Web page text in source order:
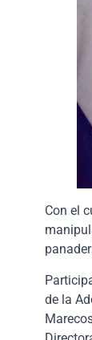
Con el
de la